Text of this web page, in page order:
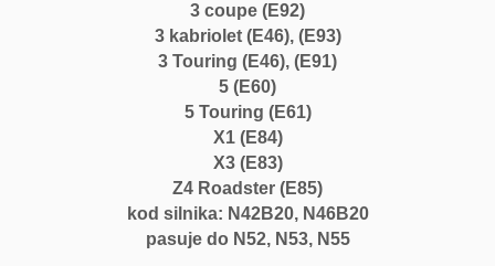
3 coupe (E92)
3 kabriolet (E46), (E93)
3 Touring (E46), (E91)
5 (E60)
5 Touring (E61)
X1 (E84)
X3 (E83)
Z4 Roadster (E85)
kod silnika: N42B20, N46B20
pasuje do N52, N53, N55